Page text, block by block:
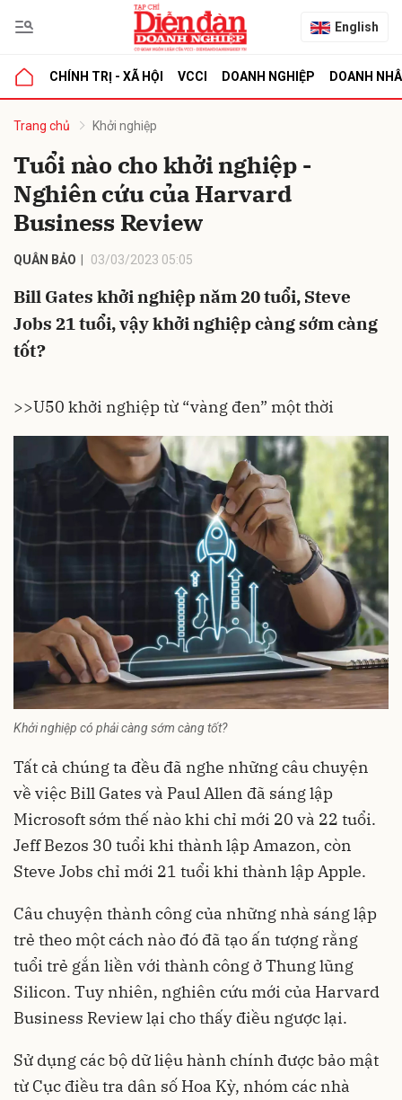
English
CHÍNH TRỊ - XÃ HỘI VCCI DOANH NGHIỆP DOANH
Trang chủ Khởi nghiệp
Tuổi nào cho khởi nghiệp -
Nghiên cứu của Harvard
Business Review
QUÂN BẢO 03/03/2023 05:05
Bill Gates khởi nghiệp năm 20 tuổi, Steve
Jobs 21 tuổi, vậy khởi nghiệp càng sớm càng
tốt?
>>U50 khởi nghiệp từ “vàng đen” một thời
Khởi nghiệp có phải càng sớm càng tốt?
Tất cả chúng ta đều đã nghe những câu chuyện
về việc Bill Gates và Paul Allen đã sáng lập
Microsoft sớm thế nào khi chỉ mới 20 và 22 tuổi.
Jeff Bezos 30 tuổi khi thành lập Amazon, còn
Steve Jobs chỉ mới 21 tuổi khi thành lập Apple.
Câu chuyện thành công của những nhà sáng lập
trẻ theo một cách nào đó đã tạo ấn tượng rằng
tuổi trẻ gắn liền với thành công ở Thung lũng
Silicon. Tuy nhiên, nghiên cứu mới của Harvard
Business Review lại cho thấy điều ngược lại.
Sử dụng các bộ dữ liệu hành chính được bảo mật
từ Cục điều tra dân số Hoa Kỳ, nhóm các nhà
luận
Hủy